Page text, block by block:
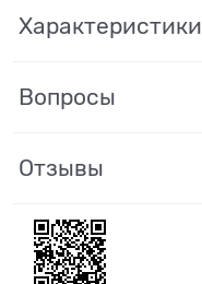
Характеристики
Вопросы
Отзывы